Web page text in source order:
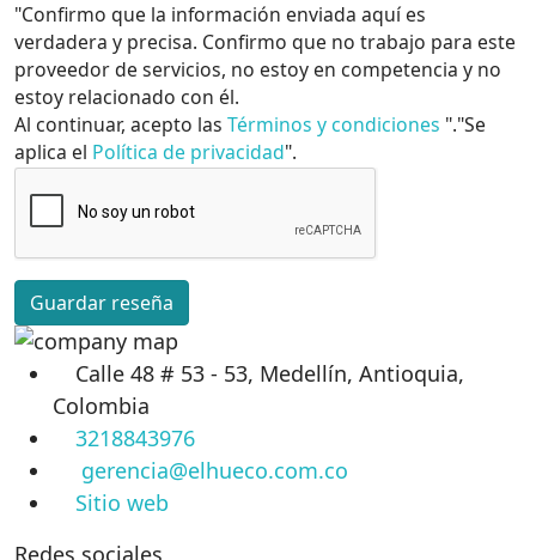
"Confirmo que la información enviada aquí es
verdadera y precisa. Confirmo que no trabajo para este
proveedor de servicios, no estoy en competencia y no
estoy relacionado con él.
Al continuar, acepto las Términos y condiciones "."Se
aplica el Política de privacidad".
Guardar reseña
Calle 48 # 53 - 53, Medellín, Antioquia,
Colombia
3218843976
gerencia@elhueco.com.co
Sitio web
Redes sociales